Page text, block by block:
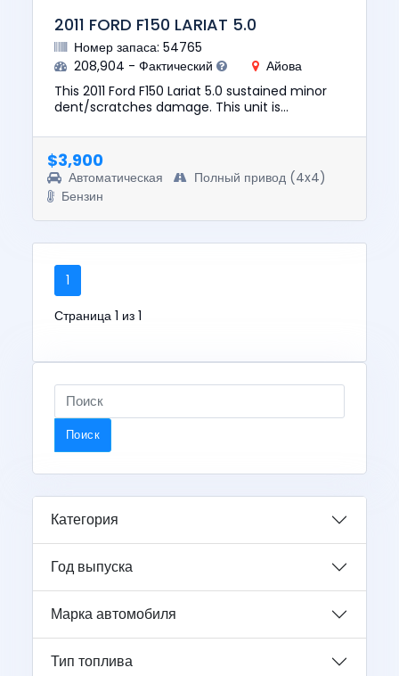
2011 FORD F150 LARIAT 5.0
Номер запаса: 54765
208,904 - Фактический
Айова
This 2011 Ford F150 Lariat 5.0 sustained minor
dent/scratches damage. This unit is
value of this vehicle was...
$3,900
Автоматическая
Полный привод (4x4)
Бензин
1
Страница 1 из 1
Поиск
Категория
Год выпуска
Марка автомобиля
Тип топлива